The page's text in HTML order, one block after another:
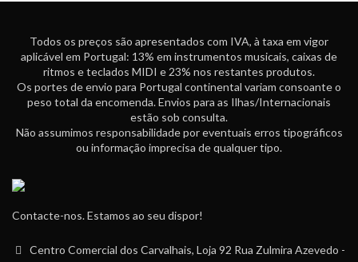
Todos os preços são apresentados com IVA, à taxa em vigor
aplicável em Portugal: 13% em instrumentos musicais, caixas de
ritmos e teclados MIDI e 23% nos restantes produtos.
Os portes de envio para Portugal continental variam consoante o
peso total da encomenda. Envios para as Ilhas/Internacionais
estão sob consulta.
Não assumimos responsabilidade por eventuais erros tipográficos
ou informação imprecisa de qualquer tipo.
Contacte-nos. Estamos ao seu dispor!
Centro Comercial dos Carvalhais, Loja 92 Rua Zulmira Azevedo -